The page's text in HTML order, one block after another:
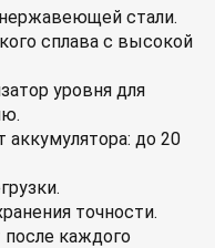
стали.
сплава с высокой
уровня для
до 20
точности.
каждого